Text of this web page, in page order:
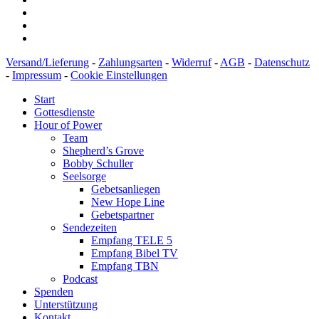
Versand/Lieferung - Zahlungsarten - Widerruf- AGB - Datenschutz
- Impressum - Cookie Einstellungen
Start
Gottesdienste
Hour of Power
Team
Shepherd’s Grove
Bobby Schuller
Seelsorge
Gebetsanliegen
New Hope Line
Gebetspartner
Sendezeiten
Empfang TELE 5
Empfang Bibel TV
Empfang TBN
Podcast
Spenden
Unterstützung